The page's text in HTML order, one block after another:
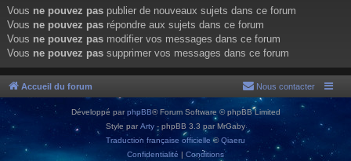
Vous ne pouvez pas publier de nouveaux sujets dans ce forum
Vous ne pouvez pas répondre aux sujets dans ce forum
Vous ne pouvez pas modifier vos messages dans ce forum
Vous ne pouvez pas supprimer vos messages dans ce forum
Accueil du forum Nous contacter
Développé par phpBB® Forum Software © phpBB Limited
Style par Arty - phpBB 3.3 par MrGaby
Traduction française officielle ©Qiaeru
Confidentialité | Conditions